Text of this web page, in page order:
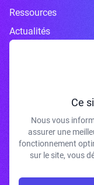
Ressources
Actualités
J'accepte de recevoir
votre
Ce
Nous vous
assurer une
fonctionnement
sur le site, vous